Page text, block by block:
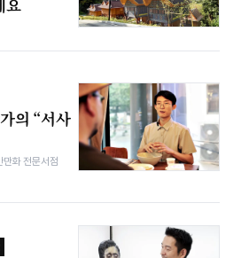
요
의 “서사
만화 전문서점